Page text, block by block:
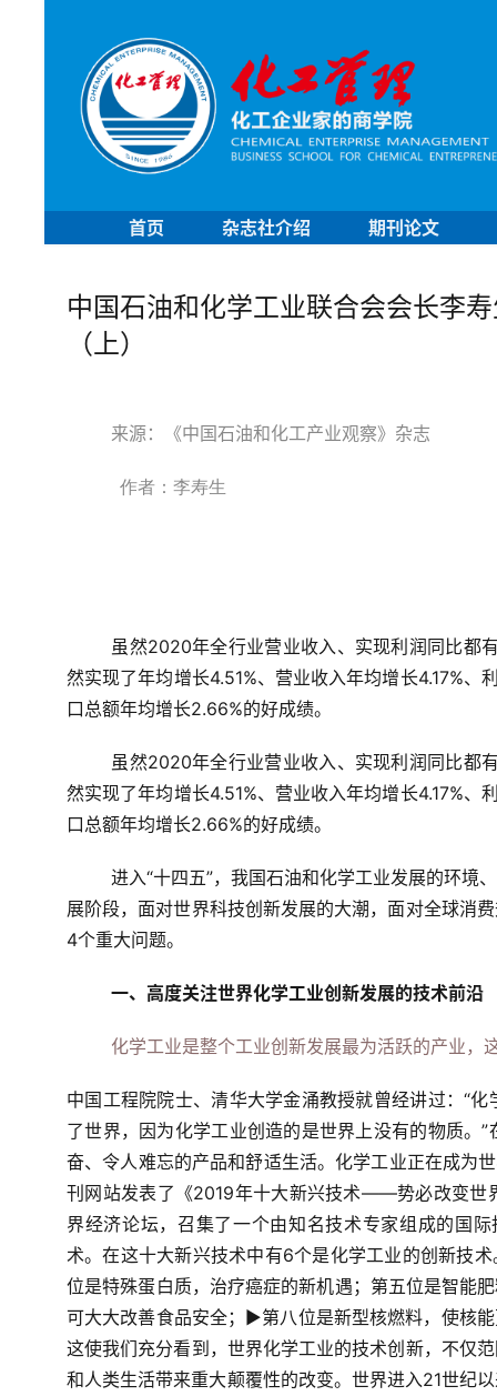
首页 杂志社介绍 期刊论文
中国石油和化学工业联合会会长李
（上）
来源： 《中国石油和化工产业观察》杂志
作者：李寿生
虽然2020年全行业营业收入、实现利润同比都
然实现了年均增长4.51%、营业收入年均增长4.17%
口总额年均增长2.66%的好成绩。
虽然2020年全行业营业收入、实现利润同比都
然实现了年均增长4.51%、营业收入年均增长4.17%
口总额年均增长2.66%的好成绩。
进入“十四五”，我国石油和化学工业发展的环境
展阶段，面对世界科技创新发展的大潮，面对全球消
4个重大问题。
一、高度关注世界化学工业创新发展的技术前沿
化学工业是整个工业创新发展最为活跃的产业，
中国工程院院士、清华大学金涌教授就曾经讲过：“
了世界，因为化学工业创造的是世界上没有的物质。
奋、令人难忘的产品和舒适生活。化学工业正在成为
刊网站发表了《2019年十大新兴技术——势必改变世
界经济论坛，召集了一个由知名技术专家组成的国
术。在这十大新兴技术中有6个是化学工业的创新技术
位是特殊蛋白质，治疗癌症的新机遇；第五位是智能
可大大改善食品安全； ▶第八位是新型核燃料，使核
这使我们充分看到，世界化学工业的技术创新，不仅
和人类生活带来重大颠覆性的改变。 世界进入21世纪